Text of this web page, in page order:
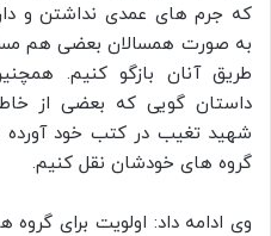
که جرم های عمدی نداشتن و
به صورت همسالان بعضی هم
طریق آنان بازگو کنیم.
داستان گویی که بعضی از
شهید تغیب در کتب خود آورده
گروه های خودشان نقل کنیم.
وی ادامه داد: اولویت برای